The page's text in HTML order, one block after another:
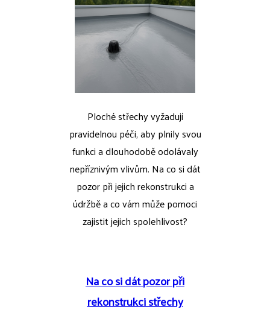
Ploché střechy vyžadují
pravidelnou péči, aby plnily svou
funkci a dlouhodobě odolávaly
nepříznivým vlivům. Na co si dát
pozor při jejich rekonstrukci a
údržbě a co vám může pomoci
zajistit jejich spolehlivost?
Na co si dát pozor při
rekonstrukci střechy